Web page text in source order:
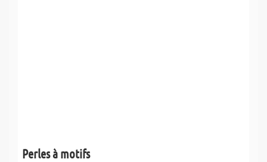
Perles à motifs